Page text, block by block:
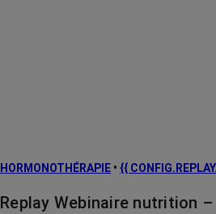
HORMONOTHÉRAPIE • {{
Replay Webinaire nutrition –